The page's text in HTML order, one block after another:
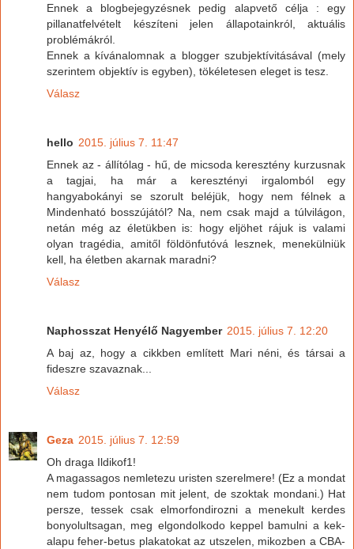
Ennek a blogbejegyzésnek pedig alapvető célja : egy
pillanatfelvételt készíteni jelen állapotainkról, aktuális
problémákról.
Ennek a kívánalomnak a blogger szubjektívitásával (mely
szerintem objektív is egyben), tökéletesen eleget is tesz.
Válasz
hello 2015. július 7. 11:47
Ennek az - állítólag - hű, de micsoda keresztény kurzusnak
a tagjai, ha már a keresztényi irgalomból egy
hangyabokányi se szorult beléjük, hogy nem félnek a
Mindenható bosszújától? Na, nem csak majd a túlvilágon,
netán még az életükben is: hogy eljöhet rájuk is valami
olyan tragédia, amitől földönfutóvá lesznek, menekülniük
kell, ha életben akarnak maradni?
Válasz
Naphosszat Henyélő Nagyember 2015. július 7. 12:20
A baj az, hogy a cikkben említett Mari néni, és társai a
fideszre szavaznak...
Válasz
Geza 2015. július 7. 12:59
Oh draga Ildikof1!
A magassagos nemletezu uristen szerelmere! (Ez a mondat
nem tudom pontosan mit jelent, de szoktak mondani.) Hat
persze, tessek csak elmorfondirozni a menekult kerdes
bonyolultsagan, meg elgondolkodo keppel bamulni a kek-
alapu feher-betus plakatokat az utszelen, mikozben a CBA-